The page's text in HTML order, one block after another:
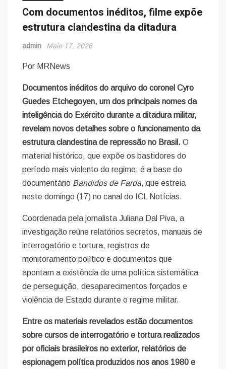
Com documentos inéditos, filme expõe
estrutura clandestina da ditadura
admin Maio 17, 2026
Por MRNews
Documentos inéditos do arquivo do coronel Cyro
Guedes Etchegoyen, um dos principais nomes da
inteligência do Exército durante a ditadura militar,
revelam novos detalhes sobre o funcionamento da
estrutura clandestina de repressão no Brasil. O
material histórico, que expõe os bastidores do
período mais violento do regime, é a base do
documentário Bandidos de Farda, que estreia
neste domingo (17) no canal do ICL Notícias.
Coordenada pela jornalista Juliana Dal Piva, a
investigação reúne relatórios secretos, manuais de
interrogatório e tortura, registros de
monitoramento político e documentos que
apontam a existência de uma política sistemática
de perseguição, desaparecimentos forçados e
violência de Estado durante o regime militar.
Entre os materiais revelados estão documentos
sobre cursos de interrogatório e tortura realizados
por oficiais brasileiros no exterior, relatórios de
espionagem política produzidos nos anos 1980 e